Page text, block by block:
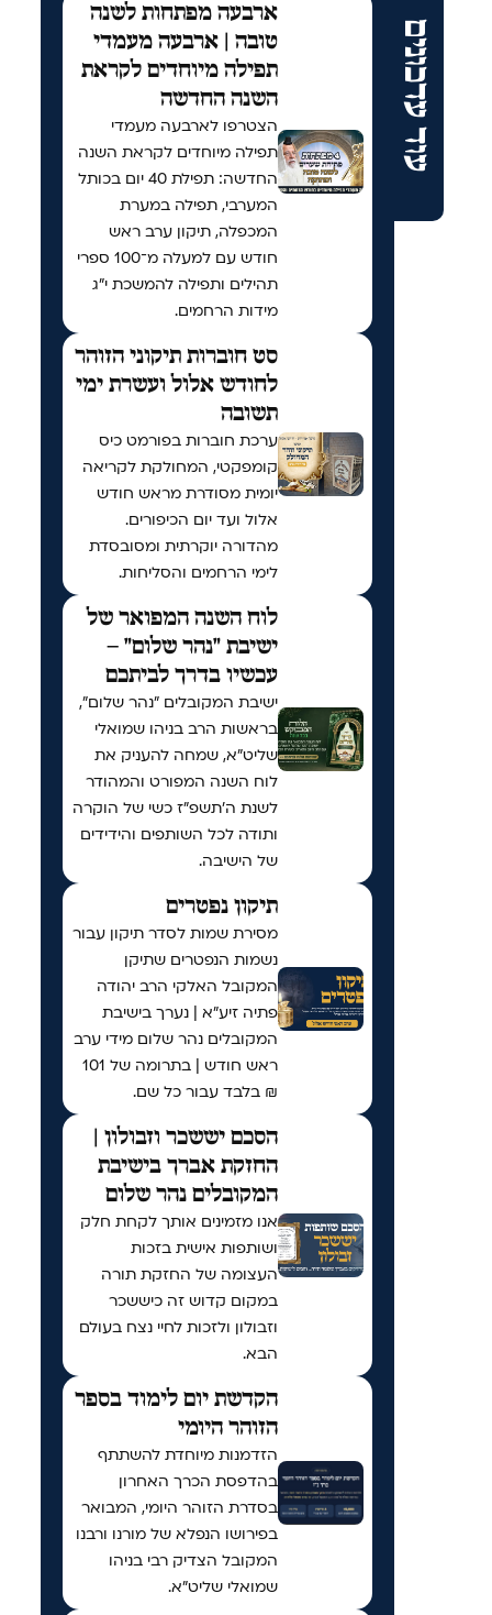
עוד עדכונים
ארבעה מפתחות לשנה
טובה | ארבעה מעמדי
תפילה מיוחדים לקראת
השנה החדשה
הצטרפו לארבעה מעמדי
תפילה מיוחדים לקראת השנה
החדשה: תפילת 40 יום בכותל
המערבי, תפילה במערת
המכפלה, תיקון ערב ראש
חודש עם למעלה מ־100 ספרי
תהילים ותפילה להמשכת י"ג
מידות הרחמים.
סט חוברות תיקוני הזוהר
לחודש אלול ועשרת ימי
תשובה
ערכת חוברות בפורמט כיס
קומפקטי, המחולקת לקריאה
יומית מסודרת מראש חודש
אלול ועד יום הכיפורים.
מהדורה יוקרתית ומסובסדת
לימי הרחמים והסליחות.
לוח השנה המפואר של
ישיבת "נהר שלום" –
עכשיו בדרך לביתכם
ישיבת המקובלים "נהר שלום",
בראשות הרב בניהו שמואלי
שליט"א, שמחה להעניק את
לוח השנה המפורט והמהודר
לשנת ה'תשפ"ז כשי של הוקרה
ותודה לכל השותפים והידידים
של הישיבה.
תיקון נפטרים
מסירת שמות לסדר תיקון עבור
נשמות הנפטרים שתיקן
המקובל האלקי הרב יהודה
פתיה זיע"א | נערך בישיבת
המקובלים נהר שלום מידי ערב
ראש חודש | בתרומה של 101
₪ בלבד עבור כל שם.
הסכם יששכר וזבולון |
החזקת אברך בישיבת
המקובלים נהר שלום
אנו מזמינים אותך לקחת חלק
ושותפות אישית בזכות
העצומה של החזקת תורה
במקום קדוש זה כיששכר
וזבולון ולזכות לחיי נצח בעולם
הבא.
הקדשת יום לימוד בספר
הזוהר היומי
הזדמנות מיוחדת להשתתף
בהדפסת הכרך האחרון
בסדרת הזוהר היומי, המבואר
בפירושו הנפלא של מורנו ורבנו
המקובל הצדיק רבי בניהו
שמואלי שליט״א.